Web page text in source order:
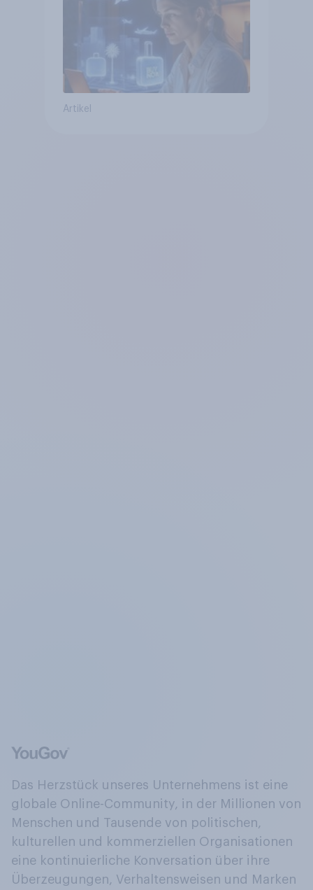
bereits genutzt werden
Artikel
Das Herzstück unseres Unternehmens ist eine
globale Online-Community, in der Millionen von
Menschen und Tausende von politischen,
kulturellen und kommerziellen Organisationen
eine kontinuierliche Konversation über ihre
Überzeugungen, Verhaltensweisen und Marken